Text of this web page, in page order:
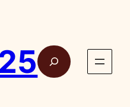
Rech